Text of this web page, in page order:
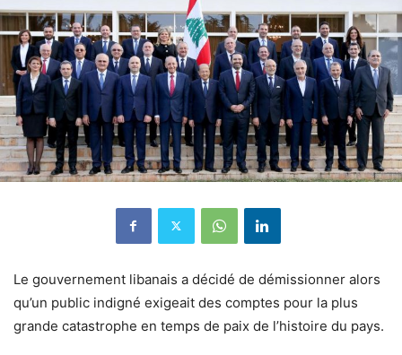
Le gouvernement libanais a décidé de démissionner alors
qu’un public indigné exigeait des comptes pour la plus
grande catastrophe en temps de paix de l’histoire du pays.